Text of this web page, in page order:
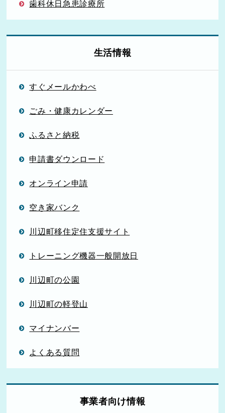
歯科休日急患診療所
生活情報
すぐメールかわべ
ごみ・健康カレンダー
ふるさと納税
申請書ダウンロード
オンライン申請
空き家バンク
川辺町移住定住支援サイト
トレーニング機器一般開放日
川辺町の公園
川辺町の軽登山
マイナンバー
よくある質問
事業者向け情報